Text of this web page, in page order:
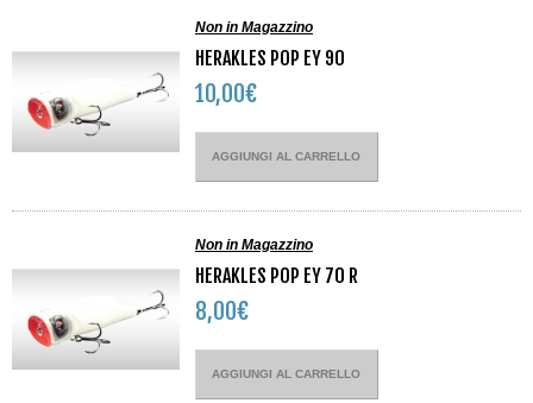
Non in Magazzino
HERAKLES POP EY 90
10,00€
AGGIUNGI AL CARRELLO
Non in Magazzino
HERAKLES POP EY 70 R
8,00€
AGGIUNGI AL CARRELLO